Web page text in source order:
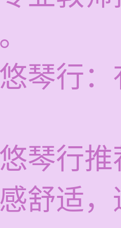
琴行
琴行
舒适